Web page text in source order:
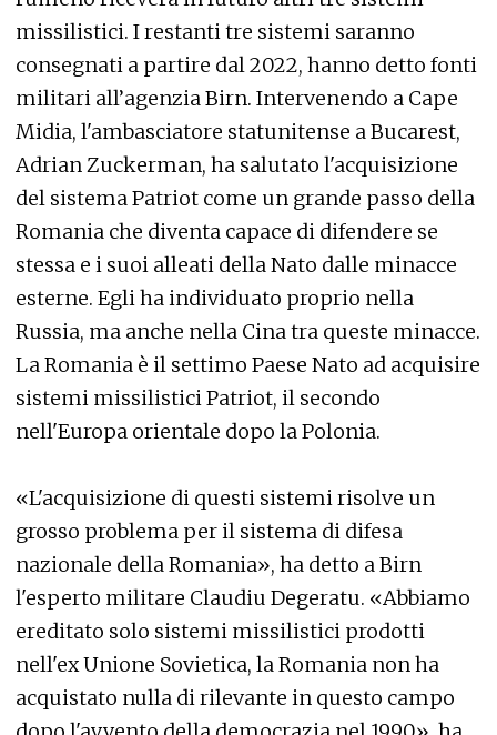
missilistici. I restanti tre sistemi saranno
consegnati a partire dal 2022, hanno detto fonti
militari all’agenzia Birn. Intervenendo a Cape
Midia, l'ambasciatore statunitense a Bucarest,
Adrian Zuckerman, ha salutato l'acquisizione
del sistema Patriot come un grande passo della
Romania che diventa capace di difendere se
stessa e i suoi alleati della Nato dalle minacce
esterne. Egli ha individuato proprio nella
Russia, ma anche nella Cina tra queste minacce.
La Romania è il settimo Paese Nato ad acquisire
sistemi missilistici Patriot, il secondo
nell'Europa orientale dopo la Polonia.
«L'acquisizione di questi sistemi risolve un
grosso problema per il sistema di difesa
nazionale della Romania», ha detto a Birn
l'esperto militare Claudiu Degeratu. «Abbiamo
ereditato solo sistemi missilistici prodotti
nell'ex Unione Sovietica, la Romania non ha
acquistato nulla di rilevante in questo campo